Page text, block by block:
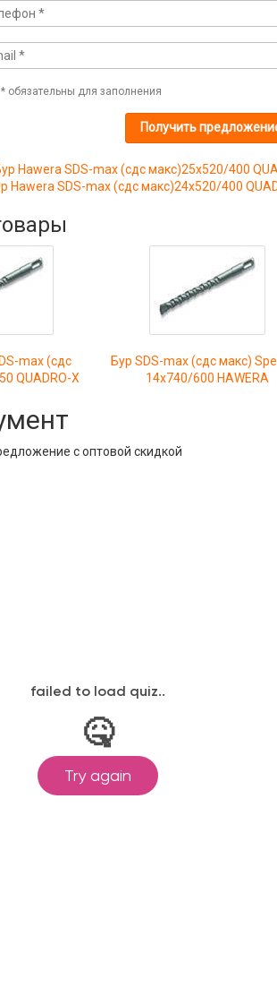
*обязательны для заполнения
Hawera SDS-max (сдс макс)25x520/400
Hawera SDS-max (сдс макс)24x520/400
max (сдс
QUADRO-X
Бур SDS-max (сдс макс)
14х740/600 HAWERA
с оптовой скидкой